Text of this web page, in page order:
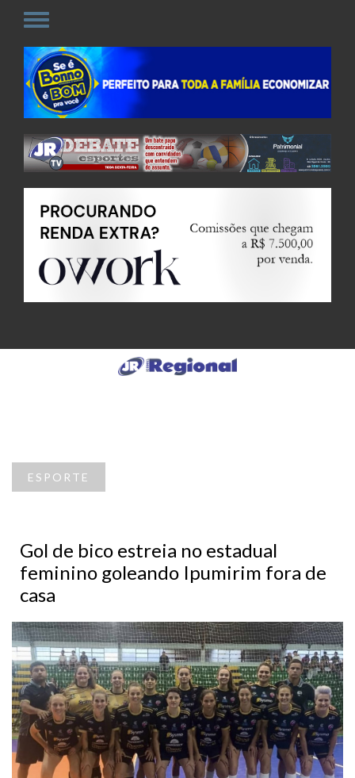
ESPORTE
Gol de bico estreia no estadual
feminino goleando Ipumirim fora de
casa